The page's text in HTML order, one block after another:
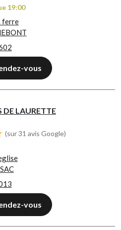
19:00
ferre
vous
DE LAURETTE
(sur 31 avis Google)
vous